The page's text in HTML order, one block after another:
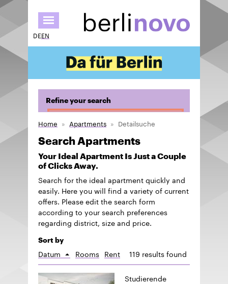
to
main
DEEN
Refine your search
Home Apartments Detailsuche
Search Apartments
Your Ideal Apartment Is Just a Couple
of Clicks Away.
Search for the ideal apartment quickly and
easily. Here you will find a variety of current
offers. Please edit the search form
according to your search preferences
regarding district, size and price.
Sort by
Datum Sort
ascending
Rooms Rent 119 results found
Studierende